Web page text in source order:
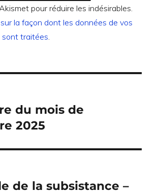
pour réduire les indésirables.
la façon dont les données de vos
sont traitées.
du mois de
2025
de la subsistance –